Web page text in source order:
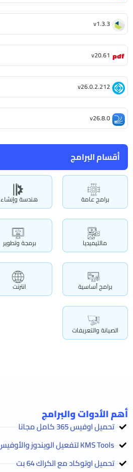
أقسام البرامج
برامج عامة هندسة وإنشاء
مالتيميديا برمجة وتطوير
برامج أساسية انترنت
الصيانة والتعريفات
v1.3.3
v20.61
v26.0.2.212
v26.8.0
أهم الأدوات والبرامج
تحميل اوفيس 365 كامل مجانا
KMS Tools لتفعيل الويندوز والأوفيس
تحميل اوتوكاد مع الكراك 64 بت